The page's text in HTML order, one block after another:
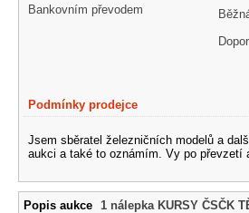
Bankovním převodem
Podmínky prodejce
Jsem sběratel železničních modelů a
aukci a také to oznámím. Vy po převzetí
Popis aukce 1 nálepka KURSY ČSČK